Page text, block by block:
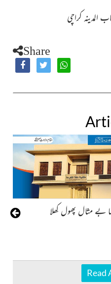
المدینہ کراچی
Share
بے مثال پھول کِھلا
Read